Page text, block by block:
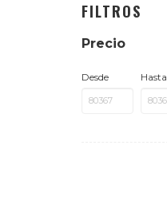
FILTROS
Precio
Desde Hasta